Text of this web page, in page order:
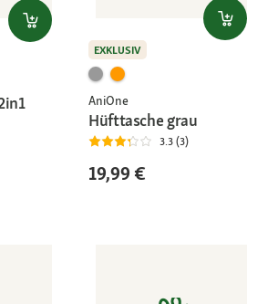
EXKLUSIV
AniOne
Hüfttasche grau
3.3 (3)
19,99 €